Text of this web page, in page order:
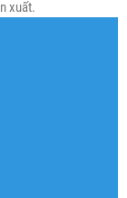
xuất.